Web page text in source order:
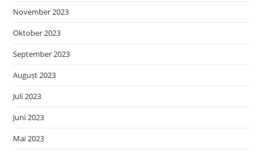
November 2023
Oktober 2023
September 2023
August 2023
Juli 2023
Juni 2023
Mai 2023